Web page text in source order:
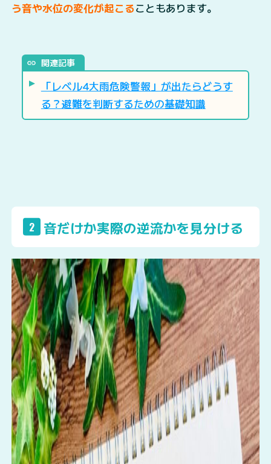
う音や水位の変化が起こることもあります。
関連記事
「レベル4大雨危険警報」が出たらどうす
る？避難を判断するための基礎知識
2 音だけか実際の逆流かを見分ける